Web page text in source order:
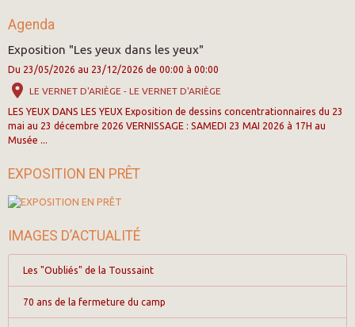
Agenda
Exposition "Les yeux dans les yeux"
Du 23/05/2026 au 23/12/2026 de 00:00 à 00:00
LE VERNET D'ARIÈGE - LE VERNET D'ARIÈGE
LES YEUX DANS LES YEUX Exposition de dessins concentrationnaires du 23
mai au 23 décembre 2026 VERNISSAGE : SAMEDI 23 MAI 2026 à 17H au
Musée ...
EXPOSITION EN PRÊT
IMAGES D’ACTUALITÉ
Les "Oubliés" de la Toussaint
70 ans de la fermeture du camp